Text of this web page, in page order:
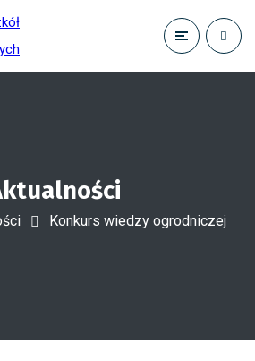
Konkurs wiedzy ogrodniczej